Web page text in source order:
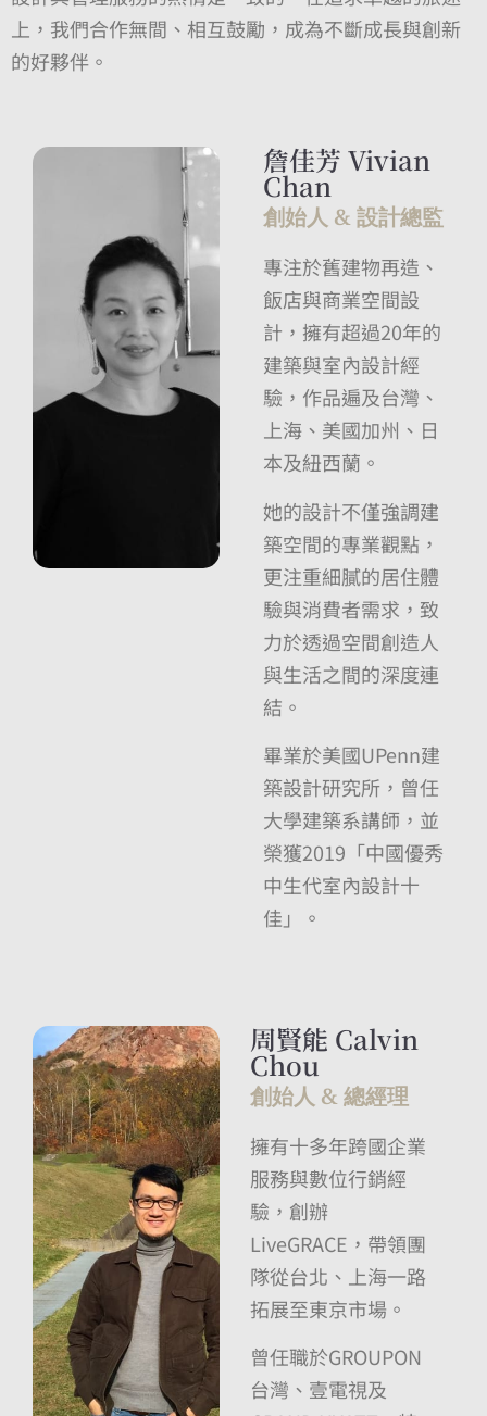
上，我們合作無間、相互鼓勵，成為不斷成長與創新
的好夥伴。
詹佳芳 Vivian
Chan
創始人 & 設計總監
專注於舊建物再造、
飯店與商業空間設
計，擁有超過20年的
建築與室內設計經
驗，作品遍及台灣、
上海、美國加州、日
本及紐西蘭。
她的設計不僅強調建
築空間的專業觀點，
更注重細膩的居住體
驗與消費者需求，致
力於透過空間創造人
與生活之間的深度連
結。
畢業於美國UPenn建
築設計研究所，曾任
大學建築系講師，並
榮獲2019「中國優秀
中生代室內設計十
佳」。
周賢能 Calvin
Chou
創始人 & 總經理
擁有十多年跨國企業
服務與數位行銷經
驗，創辦
LiveGRACE，帶領團
隊從台北、上海一路
拓展至東京市場。
曾任職於GROUPON
台灣、壹電視及